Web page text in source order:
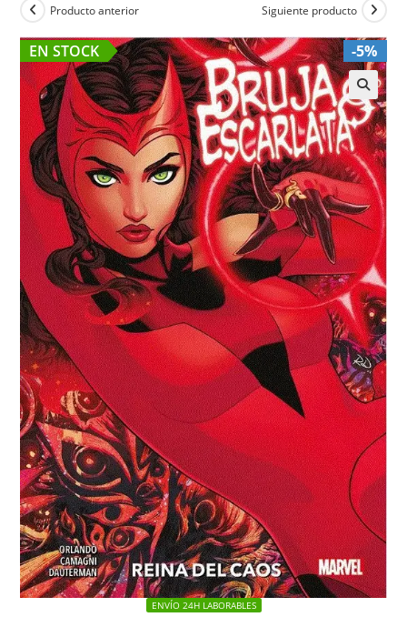
Producto anterior Siguiente producto
🔍
EN STOCK -5%
ENVÍO 24H LABORABLES